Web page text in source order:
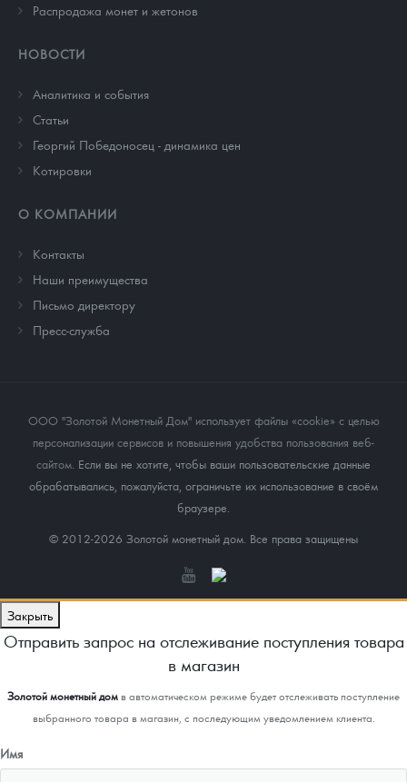
Распродажа монет и жетонов
НОВОСТИ
Аналитика и события
Cтатьи
Георгий Победоносец - динамика цен
Котировки
О КОМПАНИИ
Контакты
Наши преимущества
Письмо директору
Пресс-служба
ООО "Золотой Монетный Дом" использует файлы «cookie» с целью
персонализации сервисов и повышения удобства пользования веб-
сайтом . Если вы не хотите, чтобы ваши пользовательские данные
обрабатывались, пожалуйста, ограничьте их использование в своём
браузере.
© 2012-2026 Золотой монетный дом. Все права защищены
Закрыть
Отправить запрос на отслеживание поступления товара
в магазин
Золотой монетный домв автоматическом режиме будет отслеживать поступление
выбранного товара в магазин, с последующим уведомлением клиента.
Имя